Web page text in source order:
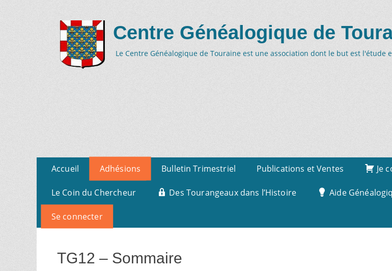
Centre Généalogique de
Le Centre Généalogique de Touraine est une association dont le but est l'étude
Menu
primaire
contenu
Accueil Adhésions Bulletin Trimestriel Publications et Ventes Je
Le Coin du Chercheur Des Tourangeaux dans l’Histoire Aide
Se connecter
TG12 – Sommaire